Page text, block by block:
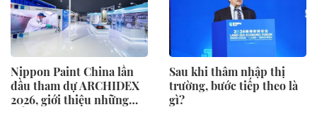
Nippon Paint China lần
đầu tham dự ARCHIDEX
2026, giới thiệu những
Sau khi thâm nhập thị
trường, bước tiếp theo là
gì?